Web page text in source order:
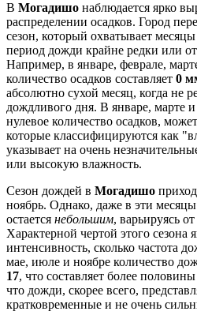
В Могадишо наблюдается ярко
распределении осадков. Город
сезон, который охватывает
период дожди крайне редки или
Например, в январе, феврале,
количество осадков составляет 0
абсолютно сухой месяц, когда не
дождливого дня. В январе, марте и
нулевое количество осадков,
которые классифицируются как
указывает на очень
или высокую влажность.
Сезон дождей в Могадишо
ноябрь. Однако, даже в эти
остается небольшим, варьируясь
Характерной чертой этого сезона
интенсивность, сколько частота
мае, июле и ноябре количество
17, что составляет более
что дожди, скорее всего,
кратковременные и не очень